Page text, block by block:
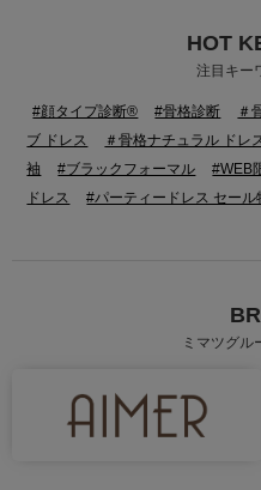
HOT
注目キー
#顔タイプ診断® #骨格診断 ＃
ブ ドレス
＃骨格ナチュラル ドレ
袖
#ブラックフォーマル #WEB
ドレス
#パーティードレス セール
ミマツグル